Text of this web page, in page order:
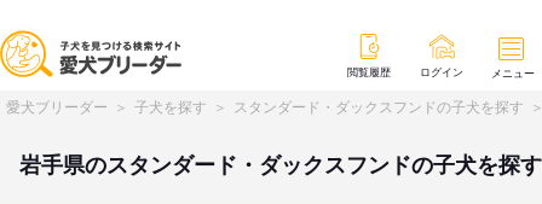
閲覧履歴 ログイン メニュー
愛犬ブリーダー 子犬を探す スタンダード・ダックスフンドの子犬を探す
岩手県のスタンダード・ダックスフンドの子犬を探す